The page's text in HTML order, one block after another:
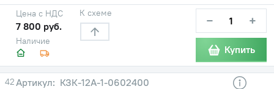
Наличие
Цена с НДС
7 800 руб.
К схеме − +
Купить
42
КЗК-12А-1-0602400